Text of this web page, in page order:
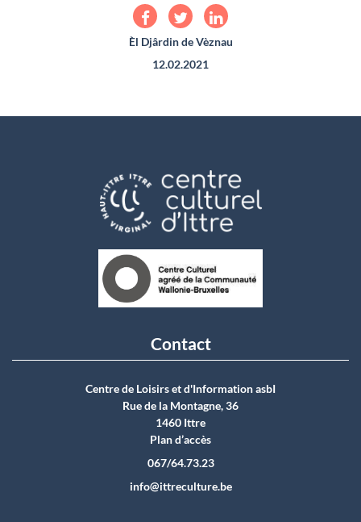
Èl Djârdin de Vèznau
12.02.2021
Contact
Centre de Loisirs et d'Information asbI
Rue de la Montagne, 36
1460 Ittre
Plan d’accès
067/64.73.23
info@ittreculture.be